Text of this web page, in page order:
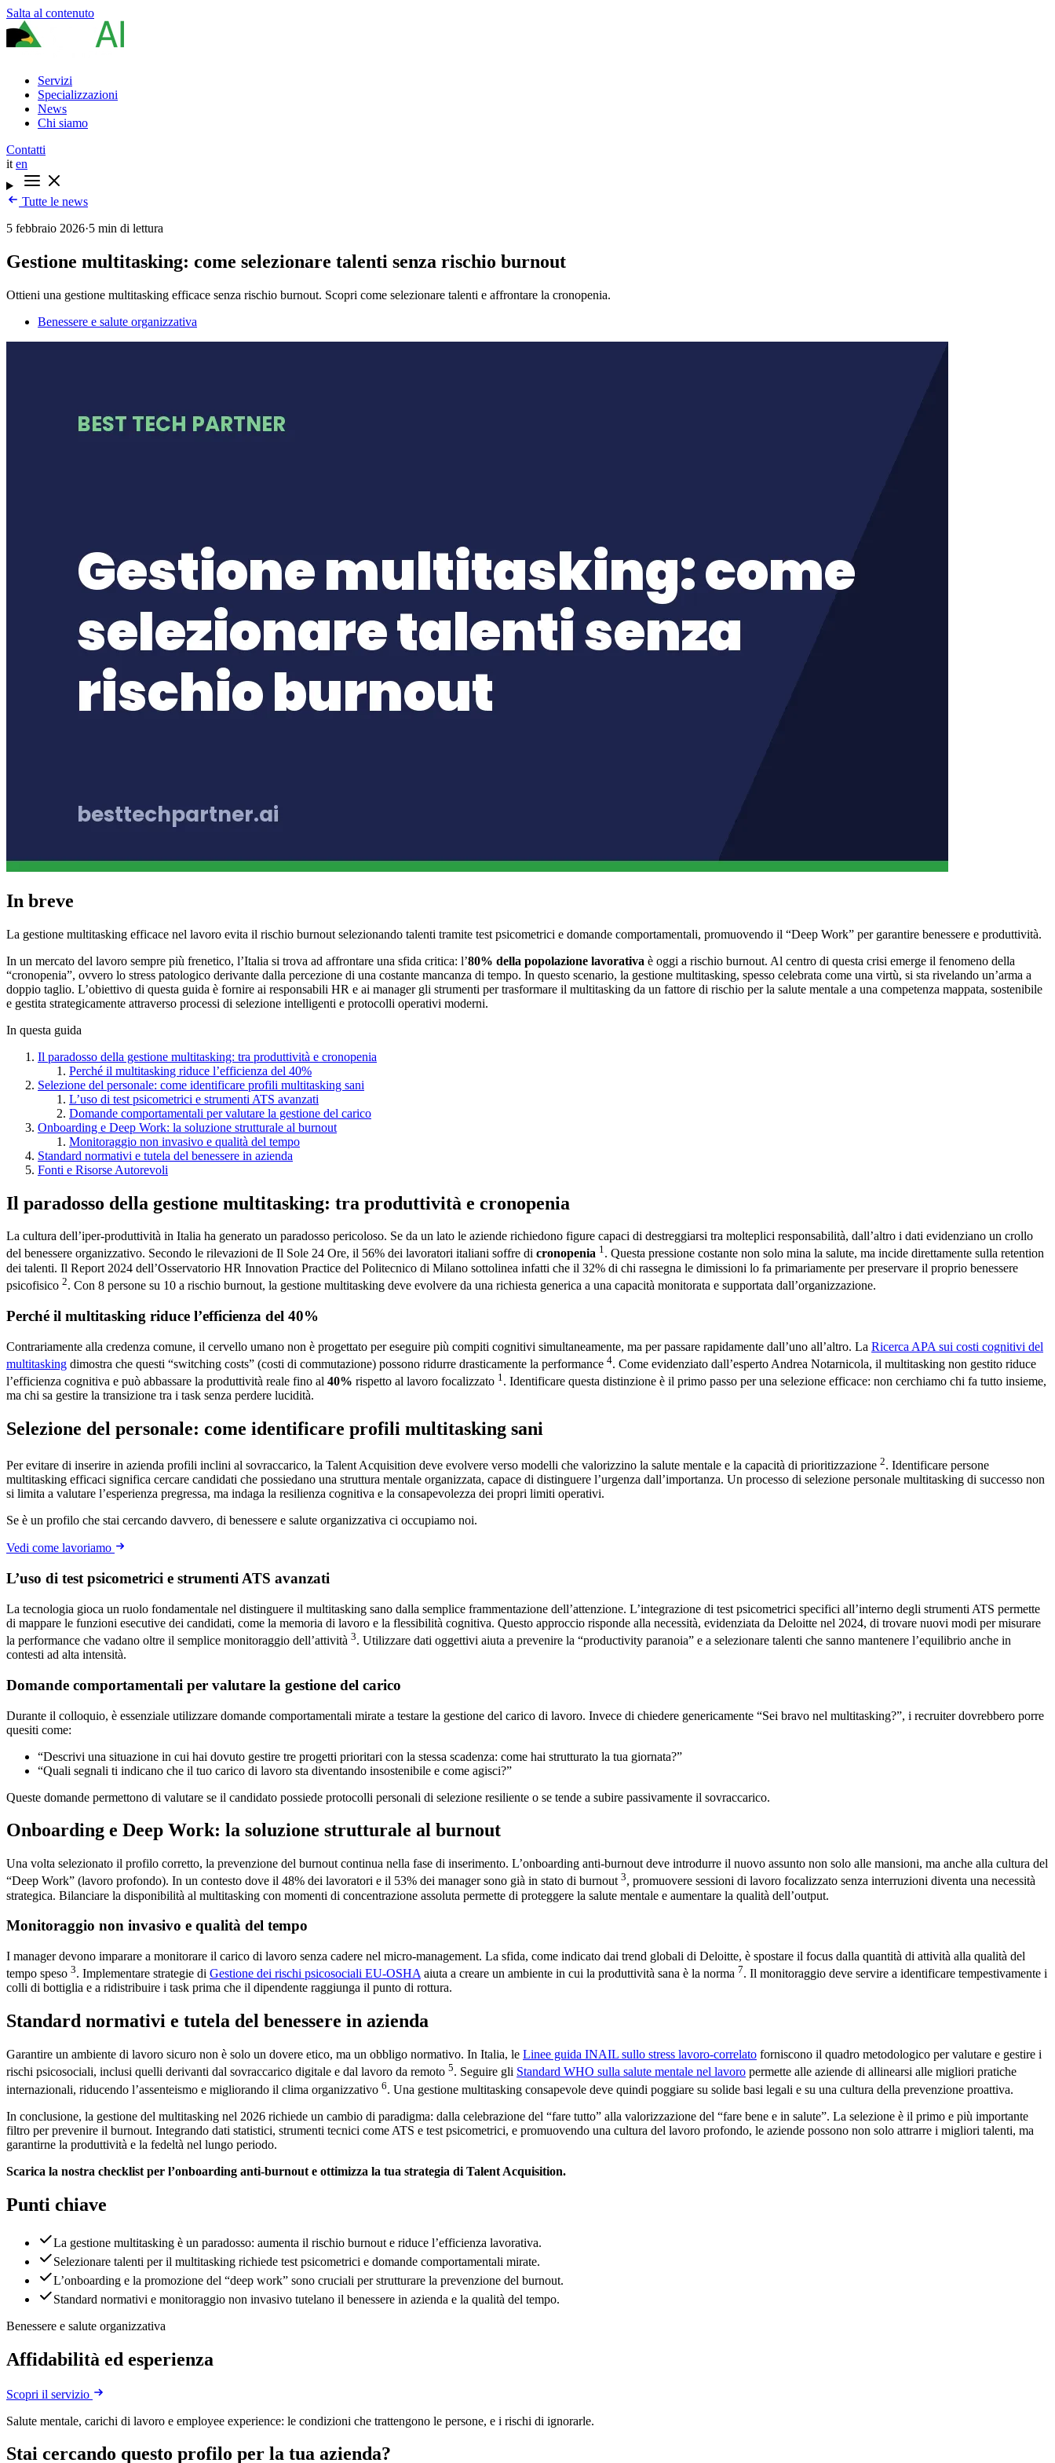
Salta al contenuto
Servizi
Specializzazioni
News
Chi siamo
Contatti
it en
Tutte le news
5 febbraio 2026·5 min di lettura
Gestione multitasking: come selezionare talenti senza rischio burnout
Ottieni una gestione multitasking efficace senza rischio burnout. Scopri come selezionare talenti e affrontare la cronopenia.
Benessere e salute organizzativa
In breve
La gestione multitasking efficace nel lavoro evita il rischio burnout selezionando talenti tramite test psicometrici e domande comportamentali, promuovendo il “Deep Work” per garantire benessere e produttività.
In un mercato del lavoro sempre più frenetico, l’Italia si trova ad affrontare una sfida critica: l’80% della popolazione lavorativa è oggi a rischio burnout. Al centro di questa crisi emerge il fenomeno della
“cronopenia”, ovvero lo stress patologico derivante dalla percezione di una costante mancanza di tempo. In questo scenario, la gestione multitasking, spesso celebrata come una virtù, si sta rivelando un’arma a
doppio taglio. L’obiettivo di questa guida è fornire ai responsabili HR e ai manager gli strumenti per trasformare il multitasking da un fattore di rischio per la salute mentale a una competenza mappata, sostenibile
e gestita strategicamente attraverso processi di selezione intelligenti e protocolli operativi moderni.
In questa guida
Il paradosso della gestione multitasking: tra produttività e cronopenia
Perché il multitasking riduce l’efficienza del 40%
Selezione del personale: come identificare profili multitasking sani
L’uso di test psicometrici e strumenti ATS avanzati
Domande comportamentali per valutare la gestione del carico
Onboarding e Deep Work: la soluzione strutturale al burnout
Monitoraggio non invasivo e qualità del tempo
Standard normativi e tutela del benessere in azienda
Fonti e Risorse Autorevoli
Il paradosso della gestione multitasking: tra produttività e cronopenia
La cultura dell’iper-produttività in Italia ha generato un paradosso pericoloso. Se da un lato le aziende richiedono figure capaci di destreggiarsi tra molteplici responsabilità, dall’altro i dati evidenziano un crollo
del benessere organizzativo. Secondo le rilevazioni de Il Sole 24 Ore, il 56% dei lavoratori italiani soffre di cronopenia 1. Questa pressione costante non solo mina la salute, ma incide direttamente sulla retention
dei talenti. Il Report 2024 dell’Osservatorio HR Innovation Practice del Politecnico di Milano sottolinea infatti che il 32% di chi rassegna le dimissioni lo fa primariamente per preservare il proprio benessere
psicofisico 2. Con 8 persone su 10 a rischio burnout, la gestione multitasking deve evolvere da una richiesta generica a una capacità monitorata e supportata dall’organizzazione.
Perché il multitasking riduce l’efficienza del 40%
Contrariamente alla credenza comune, il cervello umano non è progettato per eseguire più compiti cognitivi simultaneamente, ma per passare rapidamente dall’uno all’altro. La Ricerca APA sui costi cognitivi del
multitasking dimostra che questi “switching costs” (costi di commutazione) possono ridurre drasticamente la performance 4. Come evidenziato dall’esperto Andrea Notarnicola, il multitasking non gestito riduce
l’efficienza cognitiva e può abbassare la produttività reale fino al 40% rispetto al lavoro focalizzato 1 . Identificare questa distinzione è il primo passo per una selezione efficace: non cerchiamo chi fa tutto insieme,
ma chi sa gestire la transizione tra i task senza perdere lucidità.
Selezione del personale: come identificare profili multitasking sani
Per evitare di inserire in azienda profili inclini al sovraccarico, la Talent Acquisition deve evolvere verso modelli che valorizzino la salute mentale e la capacità di prioritizzazione 2. Identificare persone
multitasking efficaci significa cercare candidati che possiedano una struttura mentale organizzata, capace di distinguere l’urgenza dall’importanza. Un processo di selezione personale multitasking di successo non
si limita a valutare l’esperienza pregressa, ma indaga la resilienza cognitiva e la consapevolezza dei propri limiti operativi.
Se è un profilo che stai cercando davvero, di benessere e salute organizzativa ci occupiamo noi.
Vedi come lavoriamo
L’uso di test psicometrici e strumenti ATS avanzati
La tecnologia gioca un ruolo fondamentale nel distinguere il multitasking sano dalla semplice frammentazione dell’attenzione. L’integrazione di test psicometrici specifici all’interno degli strumenti ATS permette
di mappare le funzioni esecutive dei candidati, come la memoria di lavoro e la flessibilità cognitiva. Questo approccio risponde alla necessità, evidenziata da Deloitte nel 2024, di trovare nuovi modi per misurare
la performance che vadano oltre il semplice monitoraggio dell’attività 3. Utilizzare dati oggettivi aiuta a prevenire la “productivity paranoia” e a selezionare talenti che sanno mantenere l’equilibrio anche in
contesti ad alta intensità.
Domande comportamentali per valutare la gestione del carico
Durante il colloquio, è essenziale utilizzare domande comportamentali mirate a testare la gestione del carico di lavoro. Invece di chiedere genericamente “Sei bravo nel multitasking?”, i recruiter dovrebbero porre
quesiti come:
“Descrivi una situazione in cui hai dovuto gestire tre progetti prioritari con la stessa scadenza: come hai strutturato la tua giornata?”
“Quali segnali ti indicano che il tuo carico di lavoro sta diventando insostenibile e come agisci?”
Queste domande permettono di valutare se il candidato possiede protocolli personali di selezione resiliente o se tende a subire passivamente il sovraccarico.
Onboarding e Deep Work: la soluzione strutturale al burnout
Una volta selezionato il profilo corretto, la prevenzione del burnout continua nella fase di inserimento. L’onboarding anti-burnout deve introdurre il nuovo assunto non solo alle mansioni, ma anche alla cultura del
“Deep Work” (lavoro profondo). In un contesto dove il 48% dei lavoratori e il 53% dei manager sono già in stato di burnout 3, promuovere sessioni di lavoro focalizzato senza interruzioni diventa una necessità
strategica. Bilanciare la disponibilità al multitasking con momenti di concentrazione assoluta permette di proteggere la salute mentale e aumentare la qualità dell’output.
Monitoraggio non invasivo e qualità del tempo
I manager devono imparare a monitorare il carico di lavoro senza cadere nel micro-management. La sfida, come indicato dai trend globali di Deloitte, è spostare il focus dalla quantità di attività alla qualità del
tempo speso 3. Implementare strategie di Gestione dei rischi psicosociali EU-OSHAaiuta a creare un ambiente in cui la produttività sana è la norma 7. Il monitoraggio deve servire a identificare tempestivamente i
colli di bottiglia e a ridistribuire i task prima che il dipendente raggiunga il punto di rottura.
Standard normativi e tutela del benessere in azienda
Garantire un ambiente di lavoro sicuro non è solo un dovere etico, ma un obbligo normativo. In Italia, le Linee guida INAIL sullo stress lavoro-correlato forniscono il quadro metodologico per valutare e gestire i
rischi psicosociali, inclusi quelli derivanti dal sovraccarico digitale e dal lavoro da remoto 5. Seguire gli Standard WHO sulla salute mentale nel lavoro permette alle aziende di allinearsi alle migliori pratiche
internazionali, riducendo l’assenteismo e migliorando il clima organizzativo 6. Una gestione multitasking consapevole deve quindi poggiare su solide basi legali e su una cultura della prevenzione proattiva.
In conclusione, la gestione del multitasking nel 2026 richiede un cambio di paradigma: dalla celebrazione del “fare tutto” alla valorizzazione del “fare bene e in salute”. La selezione è il primo e più importante
filtro per prevenire il burnout. Integrando dati statistici, strumenti tecnici come ATS e test psicometrici, e promuovendo una cultura del lavoro profondo, le aziende possono non solo attrarre i migliori talenti, ma
garantirne la produttività e la fedeltà nel lungo periodo.
Scarica la nostra checklist per l’onboarding anti-burnout e ottimizza la tua strategia di Talent Acquisition.
Punti chiave
La gestione multitasking è un paradosso: aumenta il rischio burnout e riduce l’efficienza lavorativa.
Selezionare talenti per il multitasking richiede test psicometrici e domande comportamentali mirate.
L’onboarding e la promozione del “deep work” sono cruciali per strutturare la prevenzione del burnout.
Standard normativi e monitoraggio non invasivo tutelano il benessere in azienda e la qualità del tempo.
Benessere e salute organizzativa
Affidabilità ed esperienza
Scopri il servizio
Salute mentale, carichi di lavoro e employee experience: le condizioni che trattengono le persone, e i rischi di ignorarle.
Stai cercando questo profilo per la tua azienda?